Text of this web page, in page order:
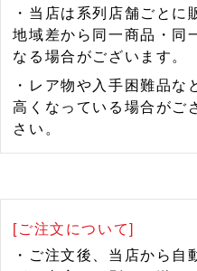
・当店は系列店舗ごとに
地域差から同一商品・同
なる場合がございます。
・レア物や入手困難品
高くなっている場合がご
さい。
[ご注文について]
・ご注文後、当店から自